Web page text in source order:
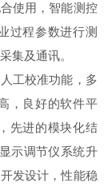
使用，智能测控
过程参数进行测
集及通讯。
工校准功能，多
，良好的软件平
先进的模块化结
示调节仪系统升
发设计，性能稳